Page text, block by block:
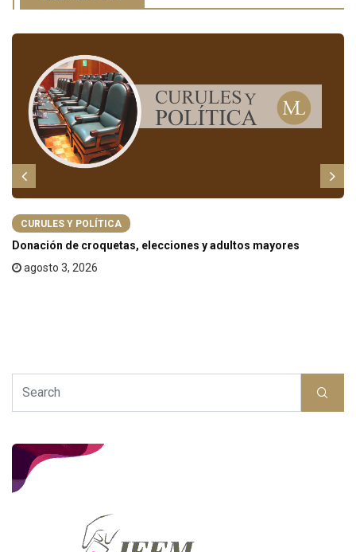
CURULES Y POLÍTICA
Donación de croquetas, elecciones y adultos mayores
agosto 3, 2026